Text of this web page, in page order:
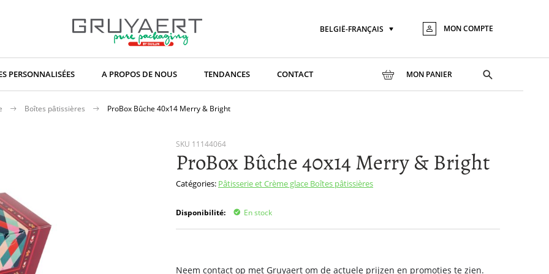
Langue
BELGIË-FRANÇAIS MON COMPTE
PERSONNALISÉES A PROPOS DE NOUS TENDANCES CONTACT MON PANIER
Toggle
search
Boîtes pâtissières ProBox Bûche 40x14 Merry & Bright
SKU 11144064
ProBox Bûche 40x14 Merry & Bright
Catégories: Pâtisserie et Crème glace Boîtes pâtissières
Disponibilité: En stock
Neem contact op met Gruyaert om de actuele prijzen en promoties te zien.